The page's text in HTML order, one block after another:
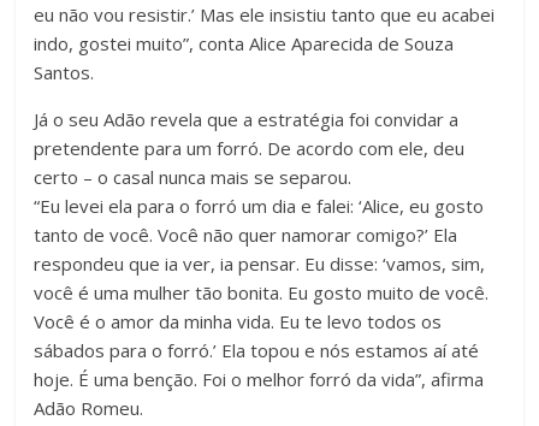
eu não vou resistir.’ Mas ele insistiu tanto que eu acabei
indo, gostei muito”, conta Alice Aparecida de Souza
Santos.
Já o seu Adão revela que a estratégia foi convidar a
pretendente para um forró. De acordo com ele, deu
certo – o casal nunca mais se separou.
“Eu levei ela para o forró um dia e falei: ‘Alice, eu gosto
tanto de você. Você não quer namorar comigo?’ Ela
respondeu que ia ver, ia pensar. Eu disse: ‘vamos, sim,
você é uma mulher tão bonita. Eu gosto muito de você.
Você é o amor da minha vida. Eu te levo todos os
sábados para o forró.’ Ela topou e nós estamos aí até
hoje. É uma benção. Foi o melhor forró da vida”, afirma
Adão Romeu.